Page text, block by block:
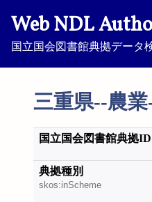
Web NDL
国立国会図書館典拠データ
三重県--農
国立国会図書館典拠ID
典拠種別
skos:inScheme